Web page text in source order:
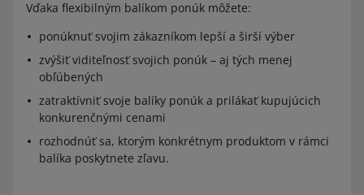
Vďaka flexibilným balíkom ponúk môžete:
ponúknuť svojim zákazníkom lepší a širší výber
zvýšiť viditeľnosť svojich ponúk – aj tých menej
obľúbených
zatraktívniť svoje balíky ponúk a prilákať kupujúcich
konkurenčnými cenami
rozhodnúť sa, ktorým konkrétnym produktom v rámci
balíka poskytnete zľavu.